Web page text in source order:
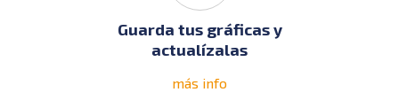
Guarda tus gráficas y
actualízalas
más info